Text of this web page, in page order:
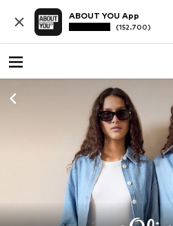
ABOUT YOU App
(152.700)